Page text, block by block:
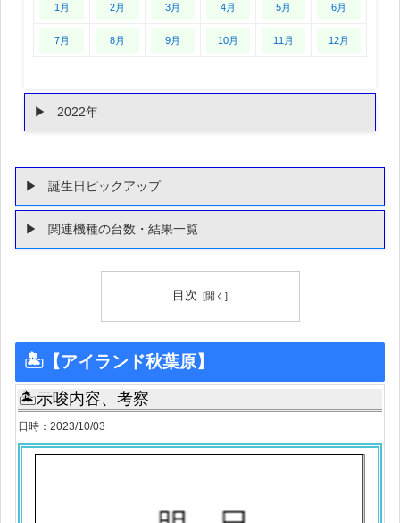
1月 2月 3月 4月 5月 6月
7月 8月 9月 10月 11月 12月
2022年
誕生日ピックアップ
関連機種の台数・結果一覧
目次
🏝【アイランド秋葉原】
🏝示唆内容、考察
日時：2023/10/03